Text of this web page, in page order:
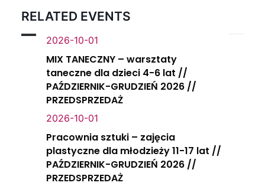
RELATED EVENTS
2026-10-01
MIX TANECZNY – warsztaty
taneczne dla dzieci 4-6 lat //
PAŹDZIERNIK-GRUDZIEŃ 2026 //
PRZEDSPRZEDAŻ
2026-10-01
Pracownia sztuki – zajęcia
plastyczne dla młodzieży 11-17 lat //
PAŹDZIERNIK-GRUDZIEŃ 2026 //
PRZEDSPRZEDAŻ